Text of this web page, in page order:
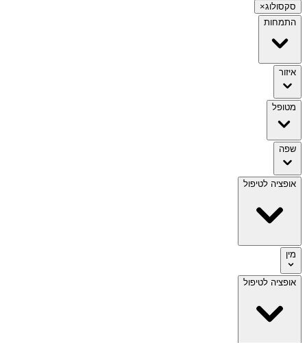
סקסולוג×
התמחות
איזור
מטופל
שפה
אופציה לטיפול
מין
אופציה לטיפול